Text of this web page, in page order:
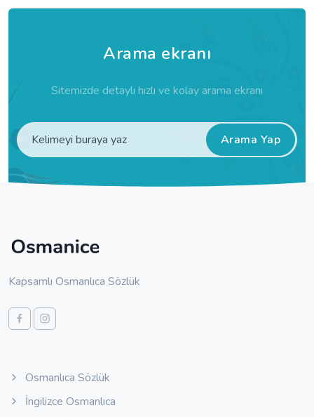
Arama ekranı
Sitemizde detaylı hızlı ve kolay arama ekranı
Arama Yap
Kapsamlı Osmanlıca Sözlük
Osmanlıca Sözlük
İngilizce Osmanlıca